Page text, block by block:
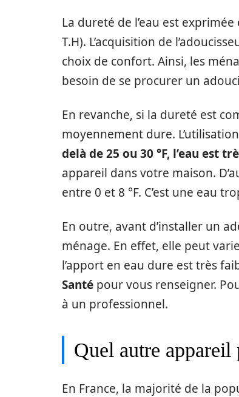
La dureté de l’eau est
T.H). L’acquisition de
choix de confort. Ainsi, les
besoin de se procurer un
En revanche, si la dureté est
moyennement dure.
delà de25 ou 30 °F, l’eau est
appareil dans votre maison.
entre 0 et 8 °F. C’est une eau
En outre, avant d’installer un
ménage. En effet, elle peut
l’apport en eau dure est très
Santé pour vous renseigner.
à un professionnel.
Quel autre
En France, la majorité de la